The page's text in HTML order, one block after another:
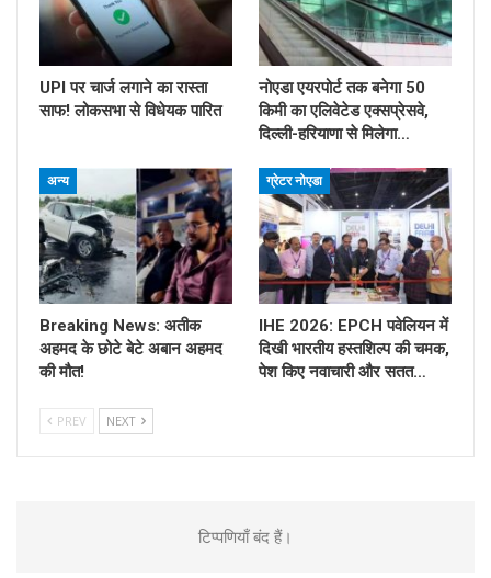
UPI पर चार्ज लगाने का रास्ता
साफ! लोकसभा से विधेयक पारित
नोएडा एयरपोर्ट तक बनेगा 50
किमी का एलिवेटेड एक्सप्रेसवे,
दिल्ली-हरियाणा से मिलेगा…
अन्य
Breaking News: अतीक
अहमद के छोटे बेटे अबान अहमद
की मौत!
ग्रेटर नोएडा
IHE 2026: EPCH पवेलियन में
दिखी भारतीय हस्तशिल्प की चमक,
पेश किए नवाचारी और सतत…
PREV NEXT
टिप्पणियाँ बंद हैं।